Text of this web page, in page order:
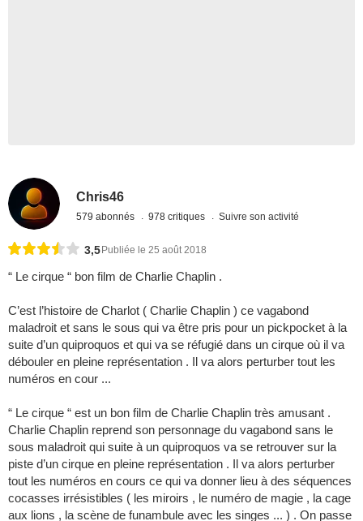
Chris46
579 abonnés 978 critiques Suivre son activité
3,5 Publiée le 25 août 2018
“ Le cirque “ bon film de Charlie Chaplin .
C’est l’histoire de Charlot ( Charlie Chaplin ) ce vagabond
maladroit et sans le sous qui va être pris pour un pickpocket à la
suite d’un quiproquos et qui va se réfugié dans un cirque où il va
débouler en pleine représentation . Il va alors perturber tout les
numéros en cour ...
“ Le cirque “ est un bon film de Charlie Chaplin très amusant .
Charlie Chaplin reprend son personnage du vagabond sans le
sous maladroit qui suite à un quiproquos va se retrouver sur la
piste d’un cirque en pleine représentation . Il va alors perturber
tout les numéros en cours ce qui va donner lieu à des séquences
cocasses irrésistibles ( les miroirs , le numéro de magie , la cage
aux lions , la scène de funambule avec les singes ... ) . On passe